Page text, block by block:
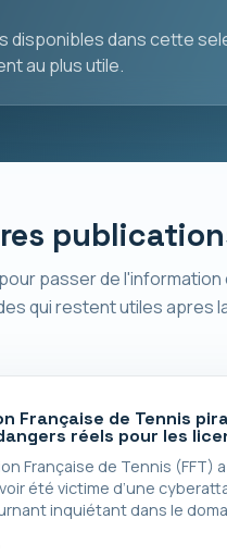
disponibles dans cette
au plus utile.
passer de l'information
qui restent utiles apres
Française de Tennis
réels pour les
Française de Tennis (FFT)
été victime d’une
inquiétant dans le